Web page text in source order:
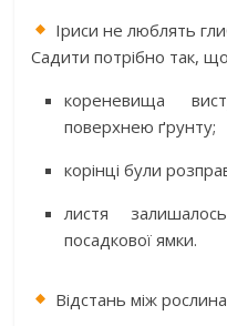
Іриси не люблять
Садити потрібно так,
кореневища
поверхнею ґрунту;
корінці були
листя
посадкової ямки.
Відстань між